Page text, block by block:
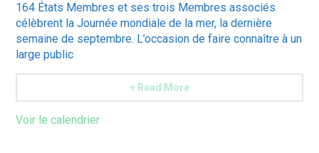
164 États Membres et ses trois Membres associés
célèbrent la Journée mondiale de la mer, la dernière
semaine de septembre. L’occasion de faire connaître à un
large public
+ Read More
Voir le calendrier